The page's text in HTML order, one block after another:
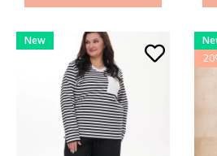
New